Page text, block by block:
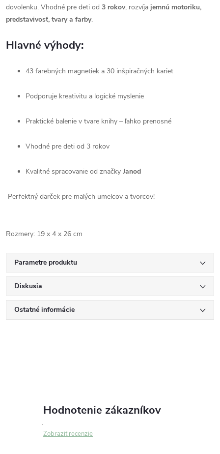
dovolenku. Vhodné pre deti od 3 rokov, rozvíja jemnú motoriku,
predstavivosť, tvary a farby.
Hlavné výhody:
43 farebných magnetiek a 30 inšpiračných kariet
Podporuje kreativitu a logické myslenie
Praktické balenie v tvare knihy – ľahko prenosné
Vhodné pre deti od 3 rokov
Kvalitné spracovanie od značky Janod
Perfektný darček pre malých umelcov a tvorcov!
Rozmery: 19 x 4 x 26 cm
Parametre produktu
Diskusia
Ostatné informácie
Hodnotenie zákazníkov
Zobraziť recenzie